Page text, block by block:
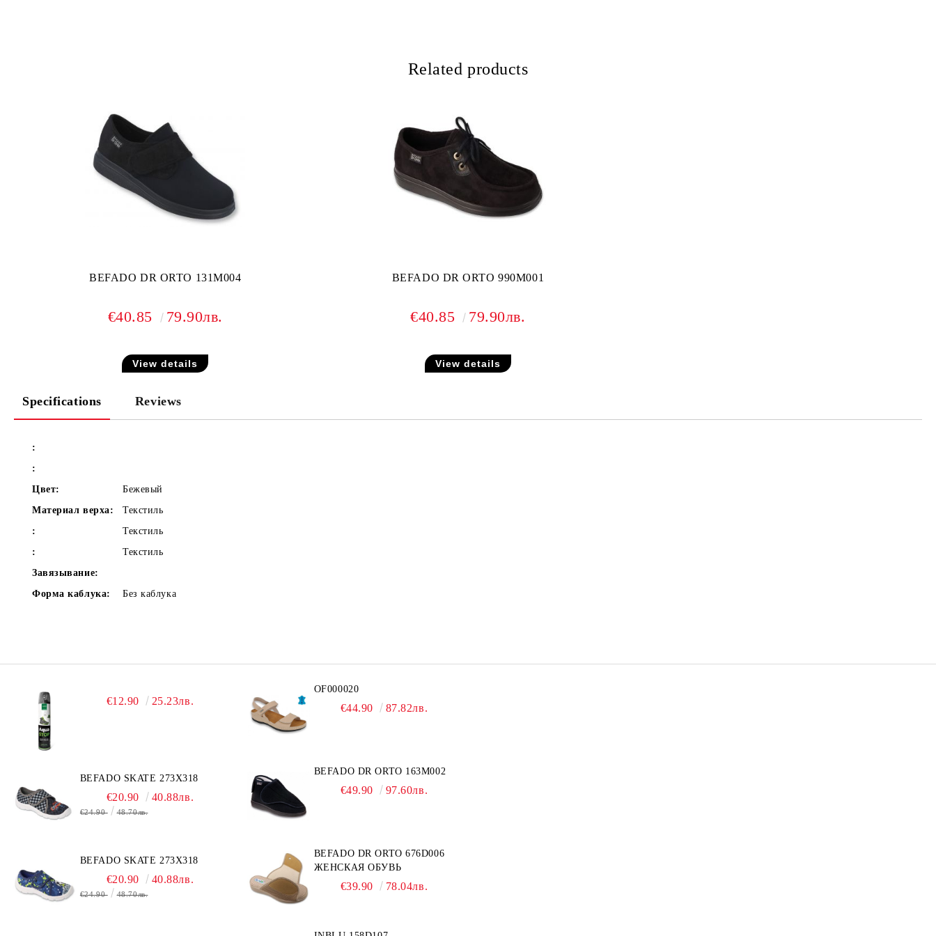
Related products
BEFADO DR ORTO 131M004
€40.85 79.90лв.
View details
BEFADO DR ORTO 990M001
€40.85 79.90лв.
View details
Specifications Reviews
:
:
Цвет:
Бежевый
Материал верха:
Текстиль
:
Текстиль
:
Текстиль
Завязывание:
Форма каблука:
Без каблука
€12.90 25.23лв.
BEFADO SKATE 273X318
€20.90 40.88лв.
€24.90 48.70лв.
BEFADO SKATE 273X318
€20.90 40.88лв.
€24.90 48.70лв.
OF000020
€44.90 87.82лв.
BEFADO DR ORTO 163M002
€49.90 97.60лв.
BEFADO DR ORTO 676D006
ЖЕНСКАЯ ОБУВЬ
€39.90 78.04лв.